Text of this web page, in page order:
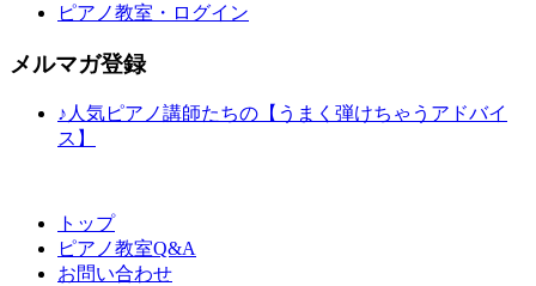
ピアノ教室・ログイン
メルマガ登録
♪人気ピアノ講師たちの【うまく弾けちゃうアドバイ
ス】
トップ
ピアノ教室Q&A
お問い合わせ